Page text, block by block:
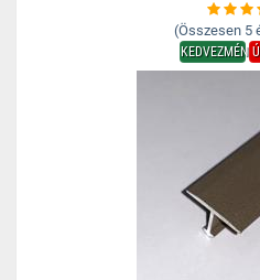
(Összesen 5
KEDVEZMÉNY